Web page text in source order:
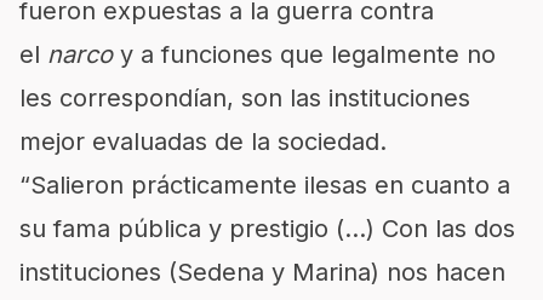
fueron expuestas a la guerra contra
el narco y a funciones que legalmente no
les correspondían, son las instituciones
mejor evaluadas de la sociedad.
“Salieron prácticamente ilesas en cuanto a
su fama pública y prestigio (…) Con las dos
instituciones (Sedena y Marina) nos hacen